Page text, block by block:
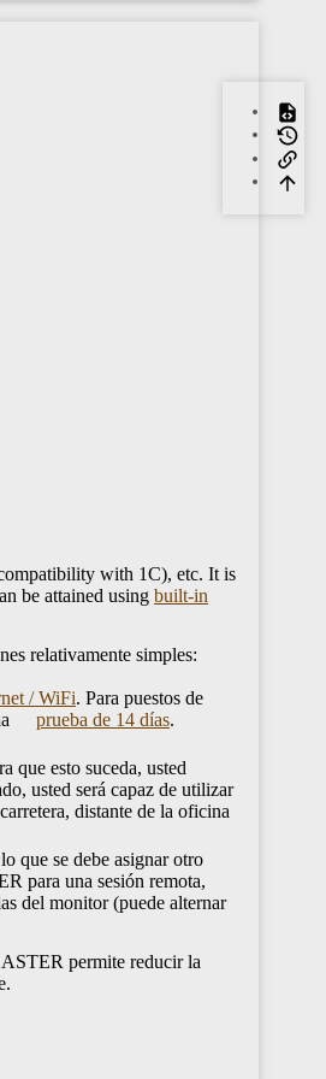
with 1C), etc. It is
be attained using built-in
relativamente simples:
/ WiFi. Para puestos de
prueba de 14 días.
que esto suceda, usted
usted será capaz de utilizar
distante de la oficina
que se debe asignar otro
para una sesión remota,
del monitor (puede alternar
ASTER permite reducir la